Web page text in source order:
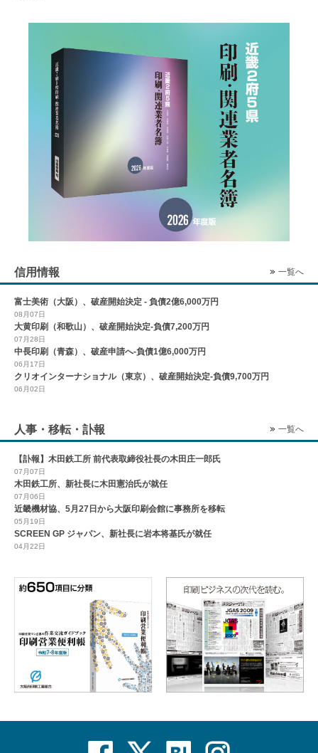
信用情報 一覧へ
富士美術（大阪）、破産開始決定 - 負債2億6,000万円
08月07日
大黄印刷（和歌山）、破産開始決定-負債7,200万円
07月28日
中長印刷（青森）、破産申請へ-負債1億6,000万円
06月17日
クリオインターナショナル（東京）、破産開始決定-負債9,700万円
06月02日
人事・移転・訃報 一覧へ
【訃報】木田鉄工所 前代表取締役社長の木田庄一郎氏
07月07日
木田鉄工所、新社長に木田憲治氏が就任
07月06日
近畿機材協、5月27日から大阪印刷会館に事務所を移転
05月19日
SCREEN GP ジャパン、新社長に岩本将基氏が就任
04月22日